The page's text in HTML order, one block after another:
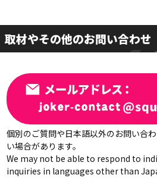
取材やその他のお問い合わせ
個別のご質問や日本語以外のお問い合
い場合があります。
We may not be able to respond to
inquiries in languages other than